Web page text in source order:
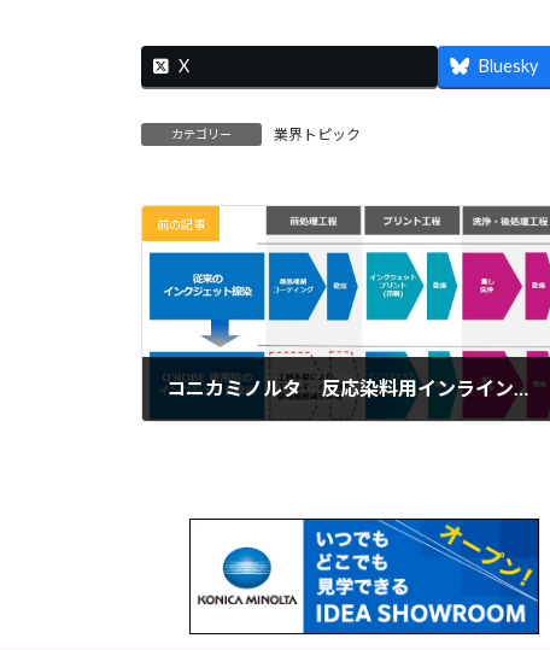
X Bluesky
カテゴリー 業界トピック
前の記事
コニカミノルタ 反応染料用インライン前処理インク「O‘ROBE」を提供開始 インクジェット捺染工程を短縮